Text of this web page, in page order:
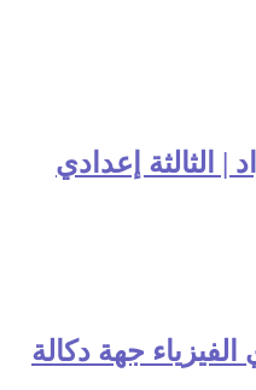
الثالثة إعدادي
جهة دكالة